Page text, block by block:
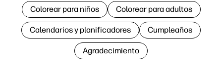
Colorear para niños Colorear para adultos
Calendarios y planificadores Cumpleaños
Agradecimiento